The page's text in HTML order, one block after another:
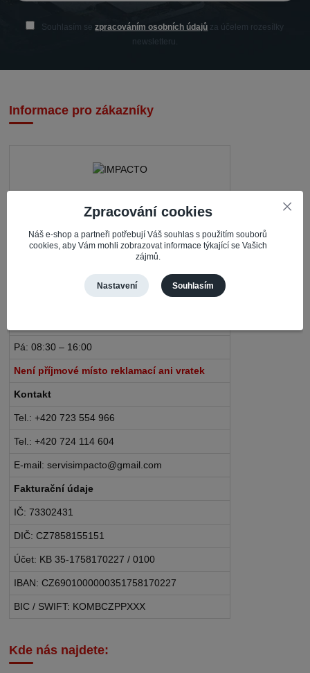
Souhlasím sezpracováním osobních údajů za účelem rozesílky
newsletteru.
Informace pro zákazníky
IMPACTO – Ingrid Kaczorová
Nerudova 468
735 81 Bohumín – Nový Bohumín
Pá: 08:30 – 16:00
Není příjmové místo reklamací ani vratek
Kontakt
Tel.: +420 723 554 966
Tel.: +420 724 114 604
E-mail: servisimpacto@gmail.com
Fakturační údaje
IČ: 73302431
DIČ: CZ7858155151
Účet: KB 35-1758170227 / 0100
IBAN: CZ6901000000351758170227
BIC / SWIFT: KOMBCZPPXXX
Kde nás najdete:
Zpracování cookies
Náš e-shop a partneři potřebují Váš souhlas s použitím souborů
cookies, aby Vám mohli zobrazovat informace týkající se Vašich
zájmů.
Nastavení Souhlasím